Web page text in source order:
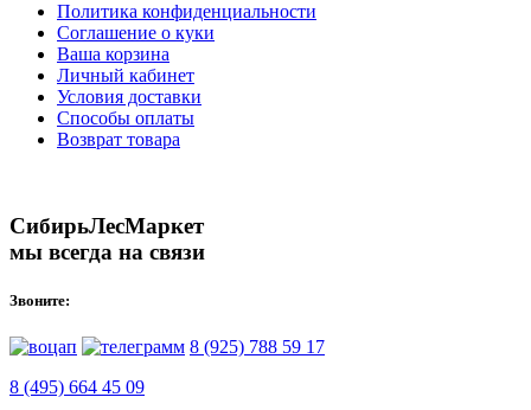
Политика конфиденциальности
Соглашение о куки
Ваша корзина
Личный кабинет
Условия доставки
Способы оплаты
Возврат товара
СибирьЛесМаркет
мы всегда на связи
Звоните:
8 (925) 788 59 17
8 (495) 664 45 09